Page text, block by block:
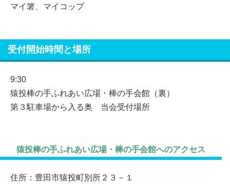
マイ箸、マイコップ
受付開始時間と場所
9:30
猿投棒の手ふれあい広場・棒の手会館（裏）
第３駐車場から入る奥 当会受付場所
猿投棒の手ふれあい広場・棒の手会館へのアクセス
住所：豊田市猿投町別所２３－１